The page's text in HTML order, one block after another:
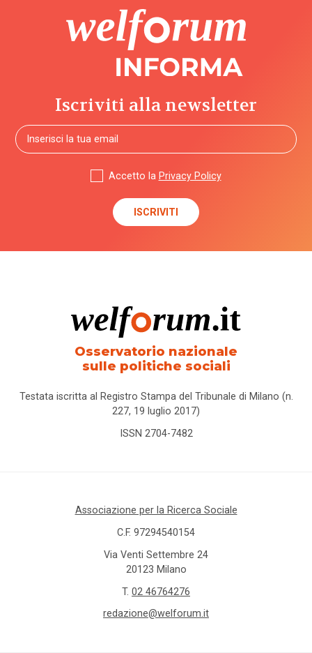
Iscriviti alla newsletter
Accetto la Privacy Policy
Osservatorio nazionale
sulle politiche sociali
Testata iscritta al Registro Stampa del Tribunale di Milano (n.
227, 19 luglio 2017)
ISSN 2704-7482
Associazione per la Ricerca Sociale
C.F. 97294540154
Via Venti Settembre 24
20123 Milano
T. 02 46764276
redazione@welforum.it